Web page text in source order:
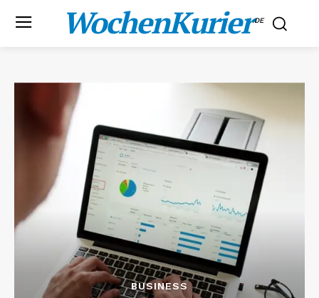
WochenKurier.DE
BUSINESS